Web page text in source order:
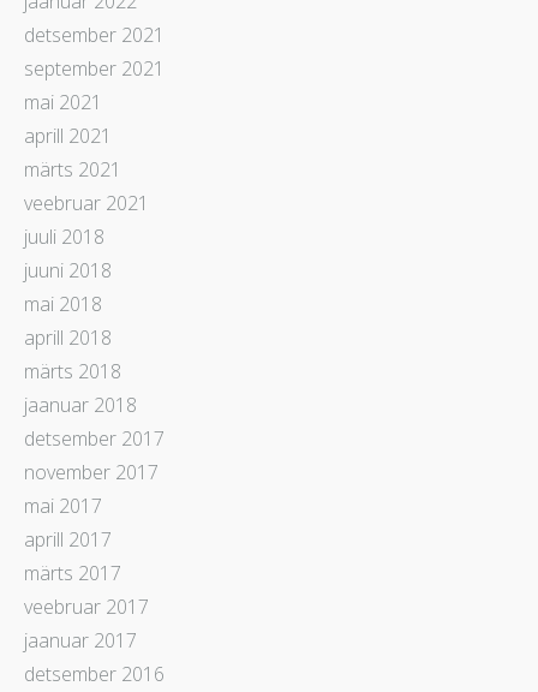
detsember 2021
september 2021
mai 2021
aprill 2021
märts 2021
veebruar 2021
juuli 2018
juuni 2018
mai 2018
aprill 2018
märts 2018
jaanuar 2018
detsember 2017
november 2017
mai 2017
aprill 2017
märts 2017
veebruar 2017
jaanuar 2017
detsember 2016